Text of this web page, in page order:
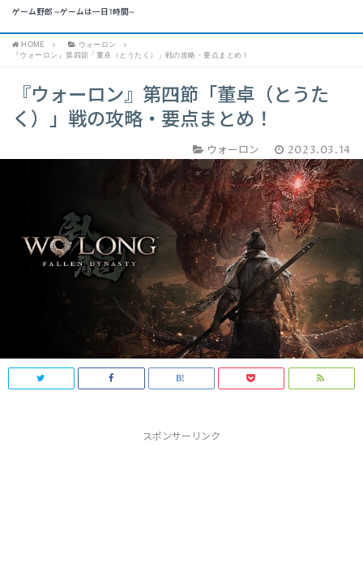
ゲーム野郎 ~ゲームは一日1時間~
HOME
ウォーロン
『ウォーロン』第四節「董卓（とうたく）」戦の攻略・要点まとめ！
『ウォーロン』第四節「董卓（とうた
く）」戦の攻略・要点まとめ！
ウォーロン 2023.03.14
スポンサーリンク